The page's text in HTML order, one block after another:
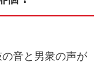
音と男衆の声が